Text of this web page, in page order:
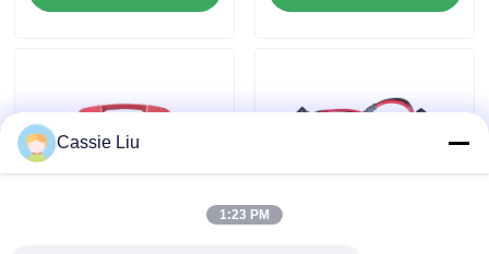
Lithium électrique Ion Battery de chariot élévateur
Batterie de chariot élévateur au lithium-ion de 48 volts
Cassie Liu
1:23 PM